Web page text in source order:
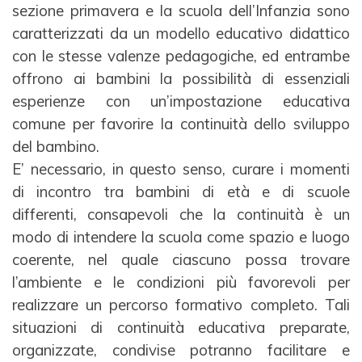
sezione primavera e la scuola dell’Infanzia sono
caratterizzati da un modello educativo didattico
con le stesse valenze pedagogiche, ed entrambe
offrono ai bambini la possibilità di essenziali
esperienze con un’impostazione educativa
comune per favorire la continuità dello sviluppo
del bambino.
E’ necessario, in questo senso, curare i momenti
di incontro tra bambini di età e di scuole
differenti, consapevoli che la continuità è un
modo di intendere la scuola come spazio e luogo
coerente, nel quale ciascuno possa trovare
l’ambiente e le condizioni più favorevoli per
realizzare un percorso formativo completo. Tali
situazioni di continuità educativa preparate,
organizzate, condivise potranno facilitare e